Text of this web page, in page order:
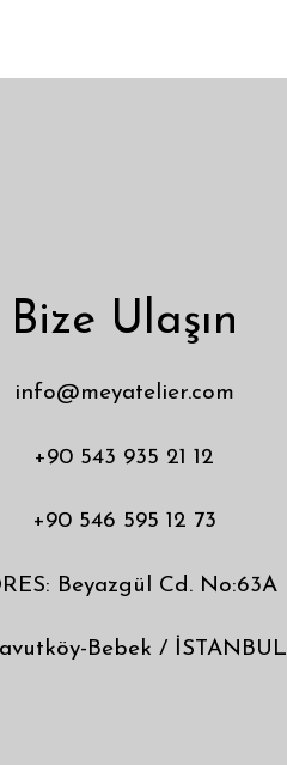
Bize Ulaşın
info@meyatelier.com
+90 543 935 21 12
+90 546 595 12 73
Beyazgül Cd. No:63A
Bebek / İSTANBUL